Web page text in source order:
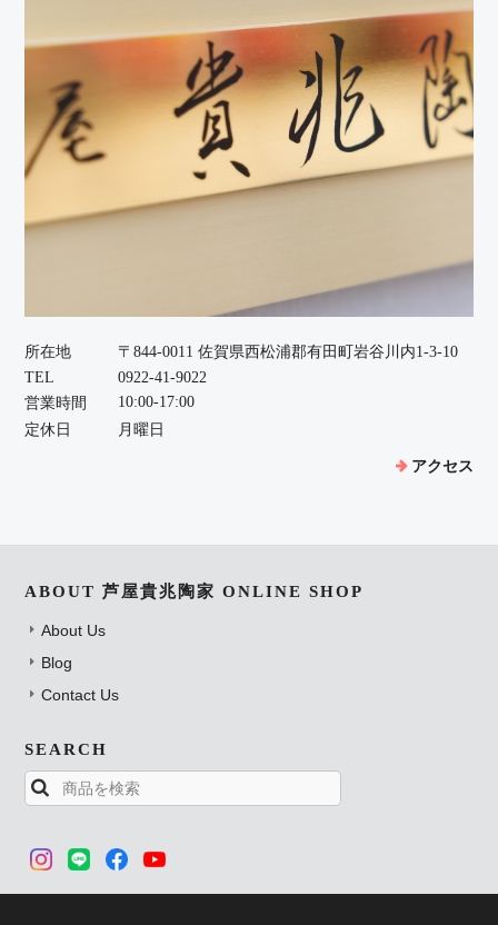
所在地
〒844-0011 佐賀県西松浦郡有田町岩谷川内1-3-10
TEL
0922-41-9022
営業時間
10:00-17:00
定休日
月曜日
アクセス
ABOUT 芦屋貴兆陶家 ONLINE SHOP
About Us
Blog
Contact Us
SEARCH